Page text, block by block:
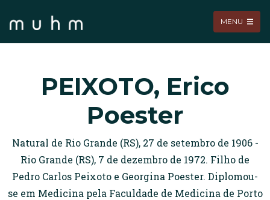
MENU
PEIXOTO, Erico
Poester
Natural de Rio Grande (RS), 27 de setembro de 1906 -
Rio Grande (RS), 7 de dezembro de 1972. Filho de
Pedro Carlos Peixoto e Georgina Poester. Diplomou-
se em Medicina pela Faculdade de Medicina de Porto